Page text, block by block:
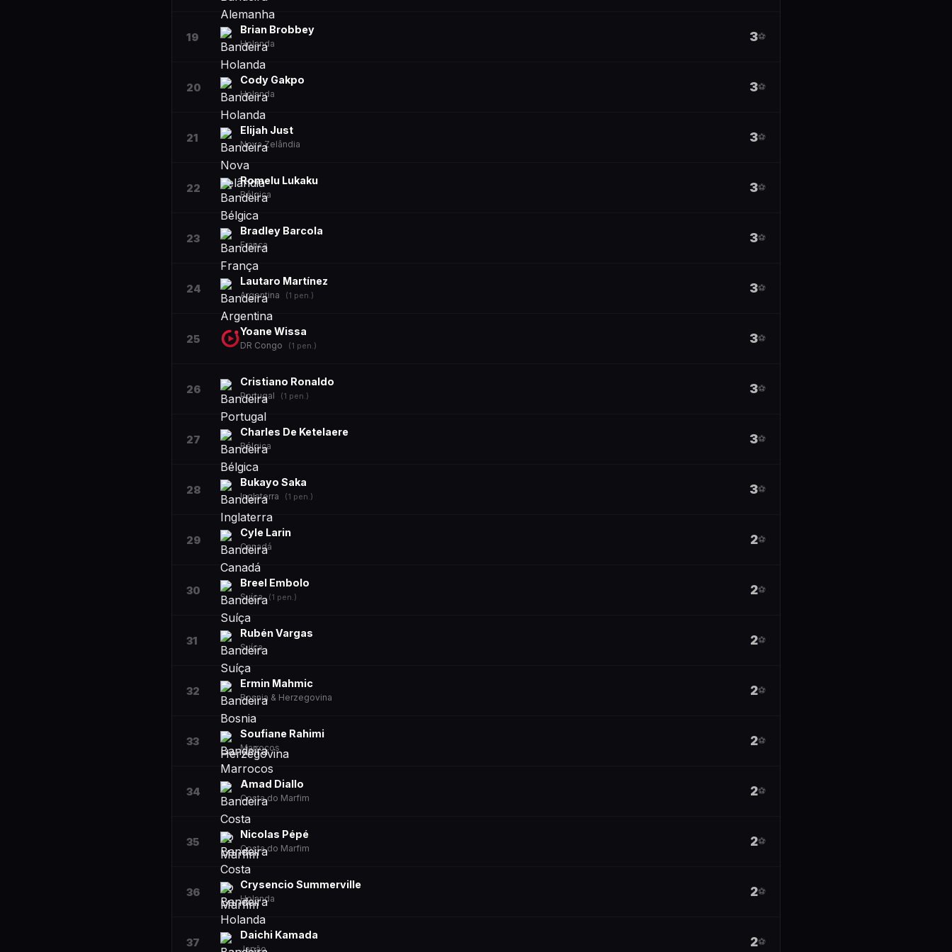
19
Brian Brobbey
Holanda 3⚽
20
Cody Gakpo
Holanda 3⚽
21
Elijah Just
Nova Zelândia 3⚽
22
Romelu Lukaku
Bélgica 3⚽
23
Bradley Barcola
França 3⚽
24
Lautaro Martínez
Argentina (1 pen.) 3⚽
25
Yoane Wissa
DR Congo (1 pen.) 3⚽
26
Cristiano Ronaldo
Portugal (1 pen.) 3⚽
27
Charles De Ketelaere
Bélgica 3⚽
28
Bukayo Saka
Inglaterra (1 pen.) 3⚽
29
Cyle Larin
Canadá 2⚽
30
Breel Embolo
Suíça (1 pen.) 2⚽
31
Rubén Vargas
Suíça 2⚽
32
Ermin Mahmic
Bosnia & Herzegovina 2⚽
33
Soufiane Rahimi
Marrocos 2⚽
34
Amad Diallo
Costa do Marfim 2⚽
35
Nicolas Pépé
Costa do Marfim 2⚽
36
Crysencio Summerville
Holanda 2⚽
37
Daichi Kamada
Japão 2⚽